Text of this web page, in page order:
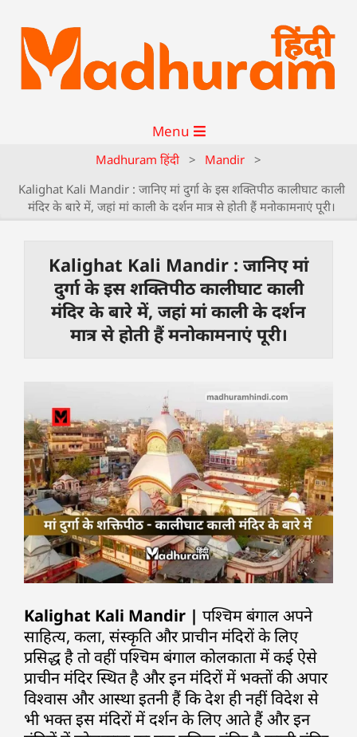
Menu
Madhuram हिंदी > Mandir >
Kalighat Kali Mandir : जानिए मां दुर्गा के इस शक्तिपीठ कालीघाट काली
मंदिर के बारे में, जहां मां काली के दर्शन मात्र से होती हैं मनोकामनाएं पूरी।
Kalighat Kali Mandir : जानिए मां
दुर्गा के इस शक्तिपीठ कालीघाट काली
मंदिर के बारे में, जहां मां काली के दर्शन
मात्र से होती हैं मनोकामनाएं पूरी।
Kalighat Kali Mandir | पश्चिम बंगाल अपने
साहित्य, कला, संस्कृति और प्राचीन मंदिरों के लिए
प्रसिद्ध है तो वहीं पश्चिम बंगाल कोलकाता में कई ऐसे
प्राचीन मंदिर स्थित है और इन मंदिरों में भक्तों की अपार
विश्वास और आस्था इतनी हैं कि देश ही नहीं विदेश से
भी भक्त इस मंदिरों में दर्शन के लिए आते हैं और इन